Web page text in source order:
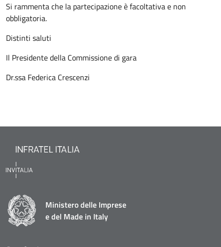
Si rammenta che la partecipazione è facoltativa e non
obbligatoria.
Distinti saluti
Il Presidente della Commissione di gara
Dr.ssa Federica Crescenzi
Ministero delle Imprese
e del Made in Italy